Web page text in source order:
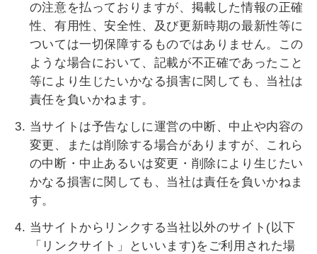
の注意を払っておりますが、掲載した情報の正確
性、有用性、安全性、及び更新時期の最新性等に
ついては一切保障するものではありません。この
ような場合において、記載が不正確であったこと
等により生じたいかなる損害に関しても、当社は
責任を負いかねます。
当サイトは予告なしに運営の中断、中止や内容の
変更、または削除する場合がありますが、これら
の中断・中止あるいは変更・削除により生じたい
かなる損害に関しても、当社は責任を負いかねま
す。
当サイトからリンクする当社以外のサイト(以下
「リンクサイト」といいます)をご利用された場